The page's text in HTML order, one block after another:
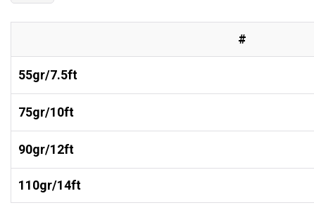
#
55gr/7.5ft
75gr/10ft
90gr/12ft
110gr/14ft